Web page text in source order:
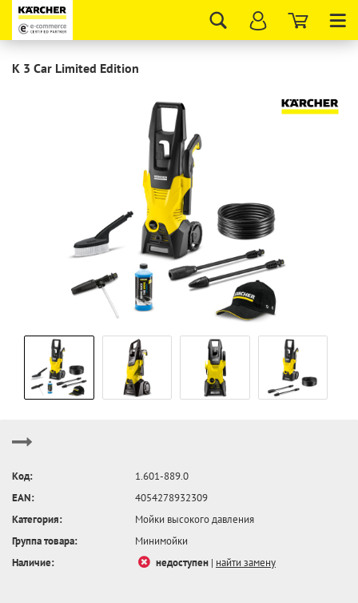
K 3 Car Limited Edition
Код:
1.601-889.0
EAN:
4054278932309
Категория:
Мойки высокого давления
Группа товара:
Минимойки
Наличие:
недоступен | найти замену